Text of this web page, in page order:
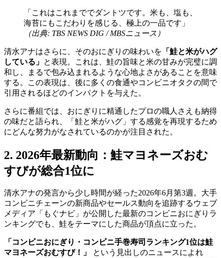
「これはこれまででダントツです。米も、塩も、
海苔にもこだわりを感じる、極上の一品です」
（出典: TBS NEWS DIG / MBSニュース）
清水アナはさらに、そのおにぎりの味わいを 「鮭と米がハグ
している」 と表現。これは、鮭の旨味と米の甘みが完璧に調
和し、まるで包み込まれるような心地よさがあることを意味
する。この表現は、後に多くの食通やコンビニオタクの間で
引用されるほどのインパクトを与えた。
さらに番組では、おにぎりに精通したプロの職人さえも納得
の味だと語られ、「鮭と米がハグ」する感覚を再現するため
にどんな努力がなされているのかが注目された。
2. 2026年最新動向：鮭マヨネーズおむ
すびが総合1位に
清水アナの発言から少し時間が経った2026年6月第3週。大手
コンビニチェーンの新商品やセールス動向を追跡するウェブ
メディア「もぐナビ」が公開した最新のコンビニおにぎりラ
ンキングでも、鮭をテーマにした商品が頂点に立った。
「コンビニおにぎり・コンビニ手巻寿司ランキング1位は鮭
マヨネーズおむすび！」
という見出しのニュースによれ